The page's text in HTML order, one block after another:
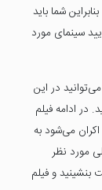
شما باید
سینمای مورد
در این
در ادامه فیلم
می‌شود به
مورد نظر
بنشینید و فیلم